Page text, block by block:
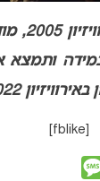
הלנה
2022?